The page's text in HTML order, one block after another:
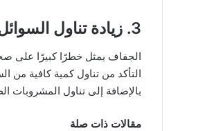
3. زيادة تناول السوائل
الجفاف يمثل خطرًا كبيرًا على
التأكد من تناول كمية كافية من
بالإضافة إلى تناول المشروبات
مقالات ذات صلة